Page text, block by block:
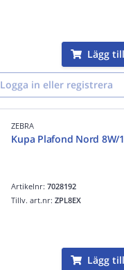
Lägg
Logga in eller registrera
ZEBRA
Kupa Plafond Nord 8W/
Artikelnr:7028192
Tillv. art.nr:ZPL8EX
Lägg